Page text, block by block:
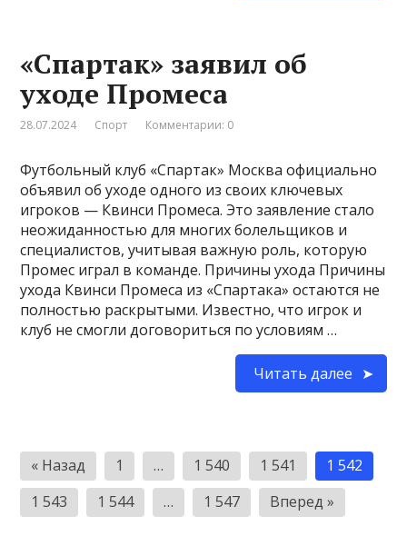
«Спартак» заявил об
уходе Промеса
28.07.2024 Спорт Комментарии: 0
Футбольный клуб «Спартак» Москва официально
объявил об уходе одного из своих ключевых
игроков — Квинси Промеса. Это заявление стало
неожиданностью для многих болельщиков и
специалистов, учитывая важную роль, которую
Промес играл в команде. Причины ухода Причины
ухода Квинси Промеса из «Спартака» остаются не
полностью раскрытыми. Известно, что игрок и
клуб не смогли договориться по условиям …
Читать далее
Пагинация
записей
« Назад 1 … 1 540 1 541
1 542
1 543
1 544 … 1 547 Вперед »